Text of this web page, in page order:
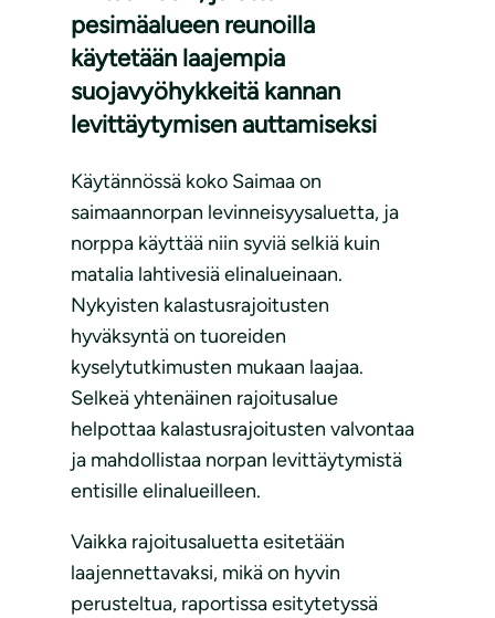
pesimäalueen reunoilla
käytetään laajempia
suojavyöhykkeitä kannan
levittäytymisen auttamiseksi
Käytännössä koko Saimaa on
saimaannorpan levinneisyysaluetta, ja
norppa käyttää niin syviä selkiä kuin
matalia lahtivesiä elinalueinaan.
Nykyisten kalastusrajoitusten
hyväksyntä on tuoreiden
kyselytutkimusten mukaan laajaa.
Selkeä yhtenäinen rajoitusalue
helpottaa kalastusrajoitusten valvontaa
ja mahdollistaa norpan levittäytymistä
entisille elinalueilleen.
Vaikka rajoitusaluetta esitetään
laajennettavaksi, mikä on hyvin
perusteltua, raportissa esitytetyssä